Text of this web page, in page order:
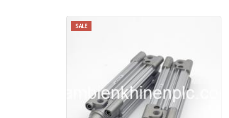
SALE